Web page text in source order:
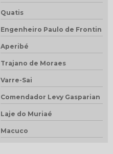
Quatis
Engenheiro Paulo de Frontin
Aperibé
Trajano de Moraes
Varre-Sai
Comendador Levy Gasparian
Laje do Muriaé
Macuco